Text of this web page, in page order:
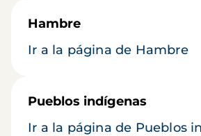
Hambre
Ir a la página de Hambre
Pueblos indígenas
Ir a la página de Pueblos